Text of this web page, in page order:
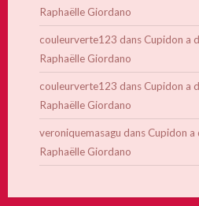
Raphaëlle Giordano
couleurverte123 dans Cupidon a
Raphaëlle Giordano
couleurverte123 dans Cupidon a
Raphaëlle Giordano
veroniquemasagu dans Cupidon a
Raphaëlle Giordano